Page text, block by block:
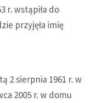
r. wstąpiła do
przyjęła imię
2 sierpnia 1961 r. w
2005 r. w domu